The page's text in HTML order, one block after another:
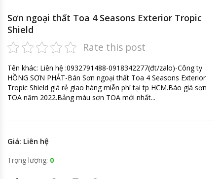
Sơn ngoại thất Toa 4 Seasons Exterior Tropic
Shield
Rate this post
Tên khác: Liên hệ :0932791488-0918342277(đt/zalo)-Công ty
HỒNG SƠN PHÁT-Bán Sơn ngoại thất Toa 4 Seasons Exterior
Tropic Shield giá rẻ giao hàng miễn phí tại tp HCM.Báo giá sơn
TOA năm 2022.Bảng màu sơn TOA mới nhất...
Giá: Liên hệ
Trọng lượng: 0